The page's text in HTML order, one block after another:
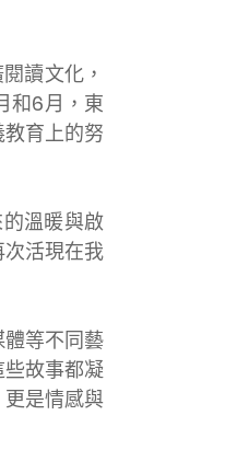
讀文化，
和6月，東
育上的努
溫暖與啟
活現在我
等不同藝
故事都凝
是情感與